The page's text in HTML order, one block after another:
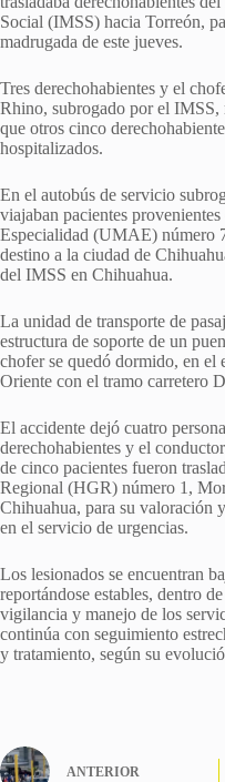
Social (IMSS) hacia Torreón,
madrugada de este jueves.
Tres derechohabientes y el
Rhino, subrogado por el IMSS,
que otros cinco
hospitalizados.
En el autobús de servicio
viajaban pacientes
Especialidad (UMAE) número
destino a la ciudad de
del IMSS en Chihuahua.
La unidad de transporte de
estructura de soporte de un
chofer se quedó dormido, en
Oriente con el tramo carretero
El accidente dejó cuatro
derechohabientes y el
de cinco pacientes fueron
Regional (HGR) número 1,
Chihuahua, para su valoración
en el servicio de urgencias.
Los lesionados se encuentran
reportándose estables, dentro
vigilancia y manejo de los
continúa con seguimiento
y tratamiento, según su
ANTERIOR